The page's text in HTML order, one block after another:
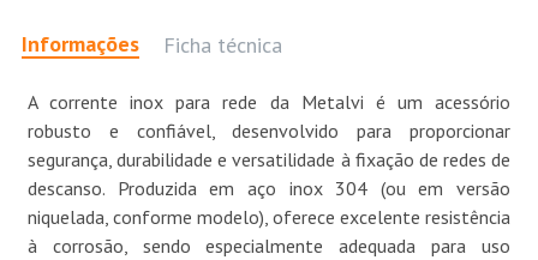
Informações Ficha técnica
A corrente inox para rede da Metalvi é um acessório
robusto e confiável, desenvolvido para proporcionar
segurança, durabilidade e versatilidade à fixação de redes de
descanso. Produzida em aço inox 304 (ou em versão
niquelada, conforme modelo), oferece excelente resistência
à corrosão, sendo especialmente adequada para uso